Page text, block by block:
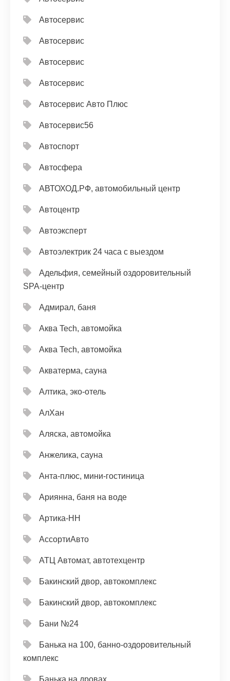
Автосервис
Автосервис
Автосервис
Автосервис
Автосервис Авто Плюс
Автосервис56
Автоспорт
Автосфера
АВТОХОД.РФ, автомобильный центр
Автоцентр
Автоэксперт
Автоэлектрик 24 часа с выездом
Адельфия, семейный оздоровительный
SPA-центр
Адмирал, баня
Аква Tech, автомойка
Аква Tech, автомойка
Акватерма, сауна
Алтика, эко-отель
АлХан
Аляска, автомойка
Анжелика, сауна
Анта-плюс, мини-гостиница
Ариянна, баня на воде
Артика-НН
АссортиАвто
АТЦ Автомат, автотехцентр
Бакинский двор, автокомплекс
Бакинский двор, автокомплекс
Бани №24
Банька на 100, банно-оздоровительный
комплекс